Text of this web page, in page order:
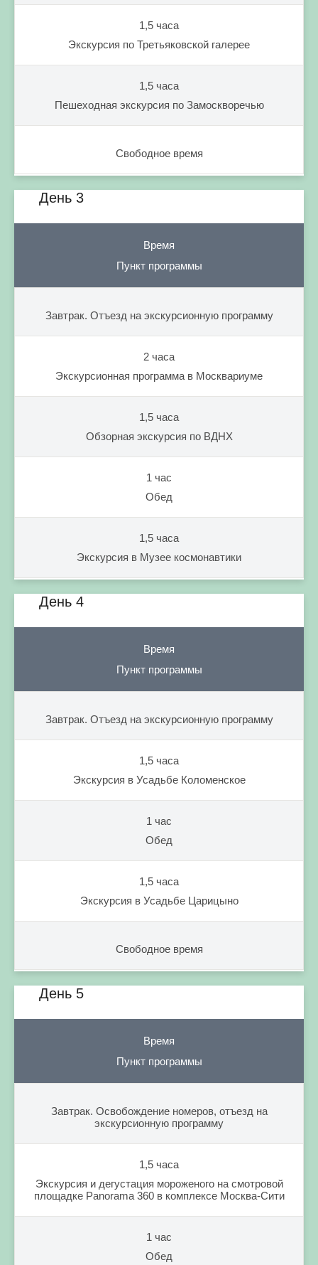
1,5 часа
Экскурсия по Третьяковской галерее
1,5 часа
Пешеходная экскурсия по Замоскворечью
Свободное время
День 3
Время
Пункт программы
Завтрак. Отъезд на экскурсионную программу
2 часа
Экскурсионная программа в Москвариуме
1,5 часа
Обзорная экскурсия по ВДНХ
1 час
Обед
1,5 часа
Экскурсия в Музее космонавтики
День 4
Время
Пункт программы
Завтрак. Отъезд на экскурсионную программу
1,5 часа
Экскурсия в Усадьбе Коломенское
1 час
Обед
1,5 часа
Экскурсия в Усадьбе Царицыно
Свободное время
День 5
Время
Пункт программы
Завтрак. Освобождение номеров, отъезд на
экскурсионную программу
1,5 часа
Экскурсия и дегустация мороженого на смотровой
площадке Panorama 360 в комплексе Москва-Сити
1 час
Обед